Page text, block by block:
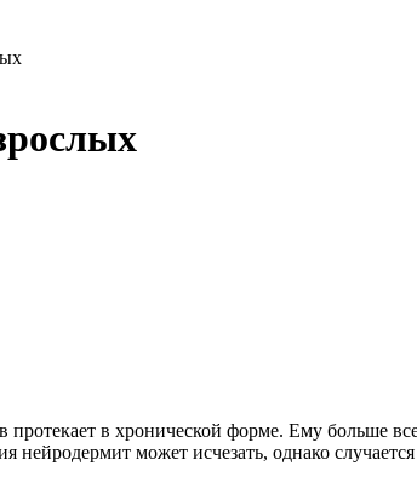
протекает в хронической форме. Ему больше
может исчезать, однако случается